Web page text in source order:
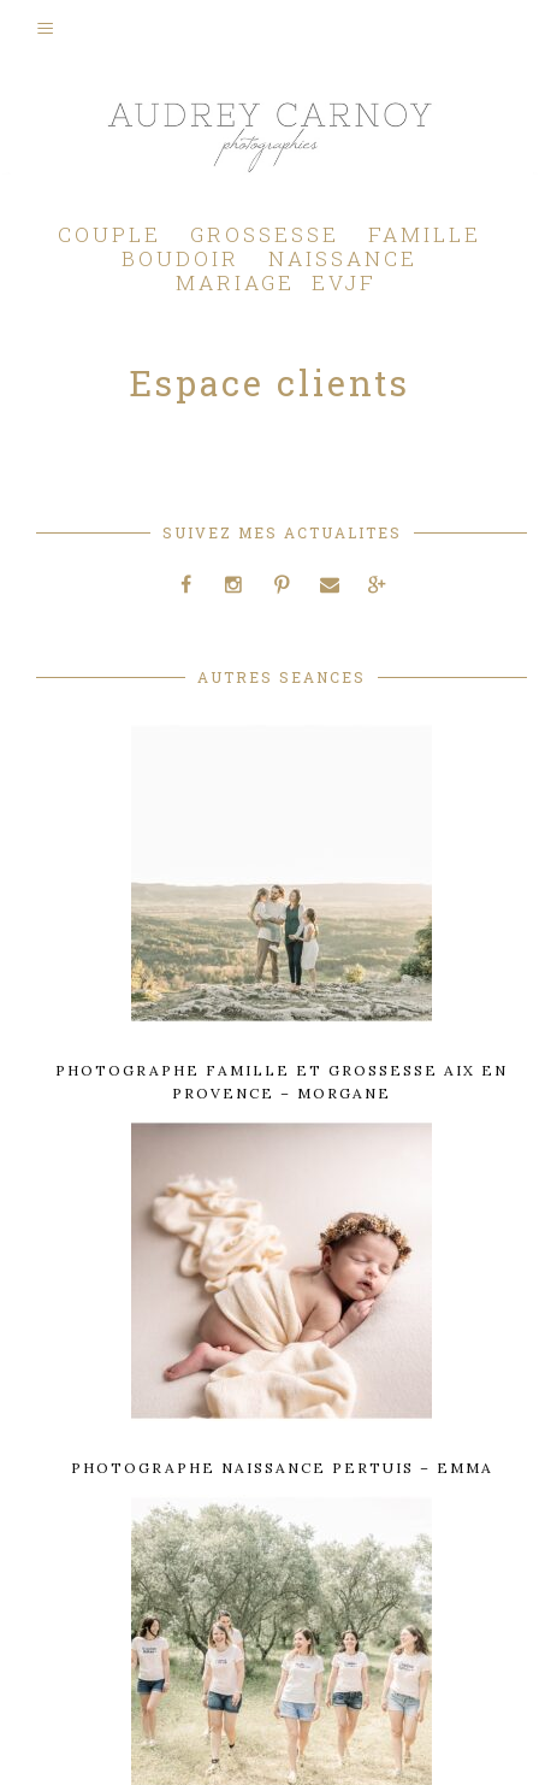
COUPLE GROSSESSE
FAMILLE
BOUDOIR
NAISSANCE
MARIAGE
EVJF
Espace clients
SUIVEZ MES ACTUALITES
AUTRES SEANCES
PHOTOGRAPHE FAMILLE ET GROSSESSE AIX EN
PROVENCE – MORGANE
PHOTOGRAPHE NAISSANCE PERTUIS – EMMA